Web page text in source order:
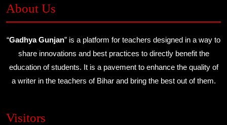
About Us
“Gadhya Gunjan” is a platform for teachers designed in a way to
share innovations and best practices to directly benefit the
education of students. It is a pavement to enhance the quality of
a writer in the teachers of Bihar and bring the best out of them.
Visitors